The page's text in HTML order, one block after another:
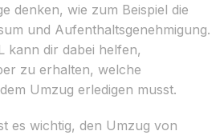
denken, wie zum Beispiel die
und Aufenthaltsgenehmigung.
kann dir dabei helfen,
zu erhalten, welche
Umzug erledigen musst.
es wichtig, den Umzug von